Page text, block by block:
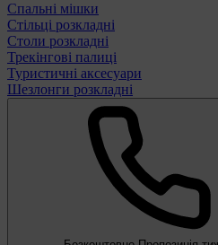
Спальні мішки
Стільці розкладні
Столи розкладні
Трекінгові палиці
Туристичні аксесуари
Шезлонги розкладні